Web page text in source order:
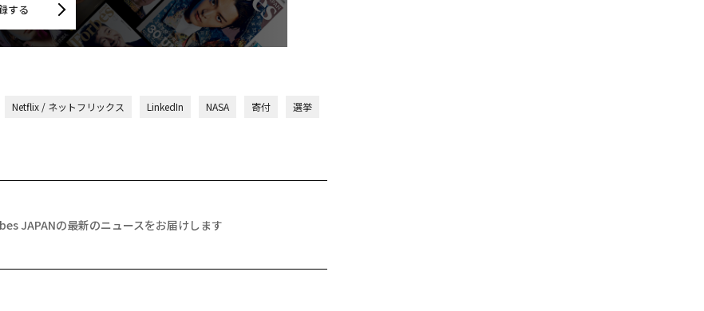
する
Netflix / ネットフリックス LinkedIn NASA 寄付
選挙
JAPANの最新のニュースをお届けします